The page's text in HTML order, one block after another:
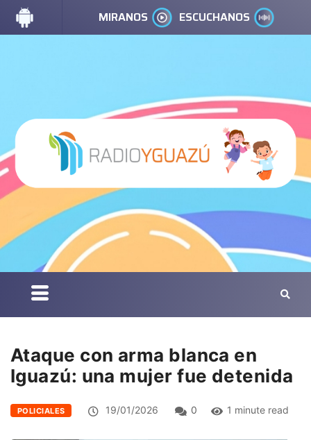
MIRANOS ESCUCHANOS
Ataque con arma blanca en
Iguazú: una mujer fue detenida
POLICIALES 19/01/2026 0 1 minute read